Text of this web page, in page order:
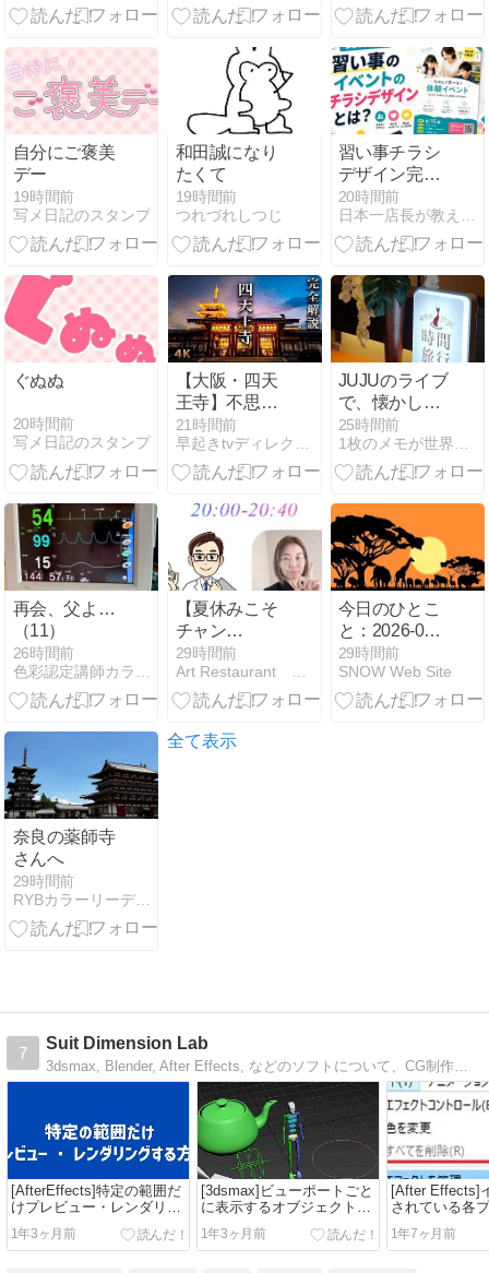
１の汎用マル
合したガンダ
ムOG１の純粋
な発展型
GWRXー224
ガンダムヒュ
ッケバイン、
GWRXー224
ガンダム
自分にご褒美
デー
19時間前
写メ日記のスタンプ
和田誠になり
たくて
19時間前
つれづれしつじ
習い事チラシ
デザイン完全
ガイド｜イベ
ント申込みを
増やす方法
20時間前
日本一店長が教える「売上アップの方法」【アイシープマガジン】
ぐぬぬ
20時間前
写メ日記のスタンプ
【大阪・四天
王寺】不思議
なパワースポ
ットと縁日の
賑わい！元TV
が歩く日本最
古の官寺
21時間前
早起きtvディレクター
JUJUのライブ
で、懐かしい
瞬間にタイム
スリップ
25時間前
1枚のメモが世界を変えた
再会、父よ…
（11）
26時間前
色彩認定講師カラリスト近藤正憲
【夏休みこそ
チャン
ス！？】自分
の時間が倍増
する！ママ栄
29時間前
Art Restaurant 「こころばえ」
今日のひとこ
と：2026-08-
10 -世界ライ
オンの日-
29時間前
SNOW Web Site
奈良の薬師寺
さんへ
29時間前
RYBカラーリーディングで色を解く
全て表示
7
Suit Dimension Lab
3dsmax, Blender, After Effects, などのソフトについて、CG制作に関する技術的な情報を投稿しています。maxscriptなどのスクリプト関連の情報も投稿します。
[AfterEffects]特定の範囲だ
けプレビュー・レンダリン
グする方法
1年3ヶ月前
[3dsmax]ビューポートごと
に表示するオブジェクトの
種類を設定する方法
1年3ヶ月前
[After Effects]
されている各
バージョンを
る方法
1年7ヶ月前